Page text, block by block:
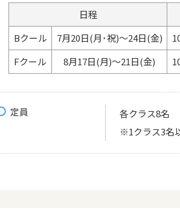
日程
Bクール
7月20日(月･祝)～24日(金)
Fクール
8月17日(月)～21日(金)
定員
各クラス8名
※1クラス3名